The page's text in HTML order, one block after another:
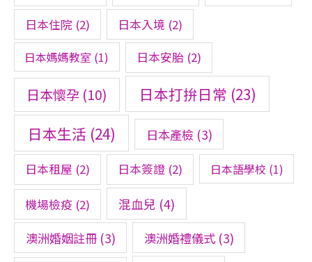
日本住院 (2) 日本入境 (2)
日本媽媽教室 (1) 日本安胎(2)
日本懷孕 (10) 日本打拚日常 (23)
日本生活 (24) 日本產檢 (3)
日本租屋 (2) 日本簽證 (2) 日本語學校 (1)
機場檢疫 (2) 混血兒 (4)
澳洲婚姻註冊(3) 澳洲婚禮儀式(3)